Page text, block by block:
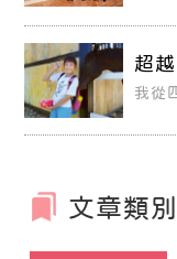
超
不
我從
心應
文章類別